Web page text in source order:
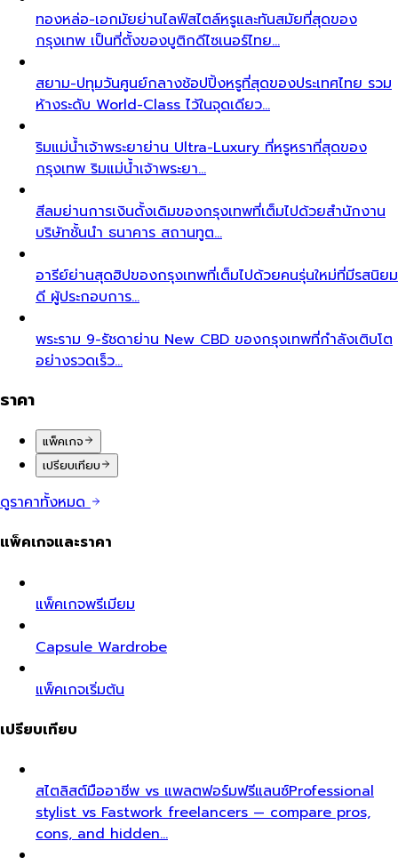
ทองหล่อ-เอกมัยย่านไลฟ์สไตล์หรูและทันสมัยที่สุดของ
กรุงเทพ เป็นที่ตั้งของบูติกดีไซเนอร์ไทย…
สยาม-ปทุมวันศูนย์กลางช้อปปิ้งหรูที่สุดของประเทศไทย รวม
ห้างระดับ World-Class ไว้ในจุดเดียว…
ริมแม่น้ำเจ้าพระยาย่าน Ultra-Luxury ที่หรูหราที่สุดของ
กรุงเทพ ริมแม่น้ำเจ้าพระยา…
สีลมย่านการเงินดั้งเดิมของกรุงเทพที่เต็มไปด้วยสำนักงาน
บริษัทชั้นนำ ธนาคาร สถานทูต…
อารีย์ย่านสุดฮิปของกรุงเทพที่เต็มไปด้วยคนรุ่นใหม่ที่มีรสนิยม
ดี ผู้ประกอบการ…
พระราม 9-รัชดาย่าน New CBD ของกรุงเทพที่กำลังเติบโต
อย่างรวดเร็ว…
ราคา
แพ็คเกจ
เปรียบเทียบ
ดูราคาทั้งหมด
แพ็คเกจและราคา
แพ็คเกจพรีเมียม
Capsule Wardrobe
แพ็คเกจเริ่มต้น
เปรียบเทียบ
สไตลิสต์มืออาชีพ vs แพลตฟอร์มฟรีแลนซ์Professional
stylist vs Fastwork freelancers — compare pros,
cons, and hidden…